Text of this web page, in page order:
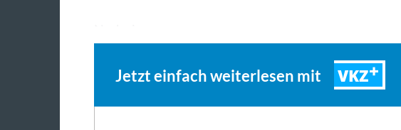
Jetzt einfach weiterlesen mit VKZ